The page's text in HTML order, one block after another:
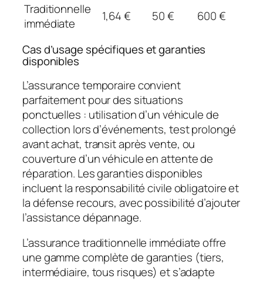
Traditionnelle
immédiate
1,64 € 50 € 600 €
Cas d’usage spécifiques et garanties
disponibles
L’assurance temporaire convient
parfaitement pour des situations
ponctuelles : utilisation d’un véhicule de
collection lors d’événements, test prolongé
avant achat, transit après vente, ou
couverture d’un véhicule en attente de
réparation. Les garanties disponibles
incluent la responsabilité civile obligatoire et
la défense recours, avec possibilité d’ajouter
l’assistance dépannage.
L’assurance traditionnelle immédiate offre
une gamme complète de garanties (tiers,
intermédiaire, tous risques) et s’adapte